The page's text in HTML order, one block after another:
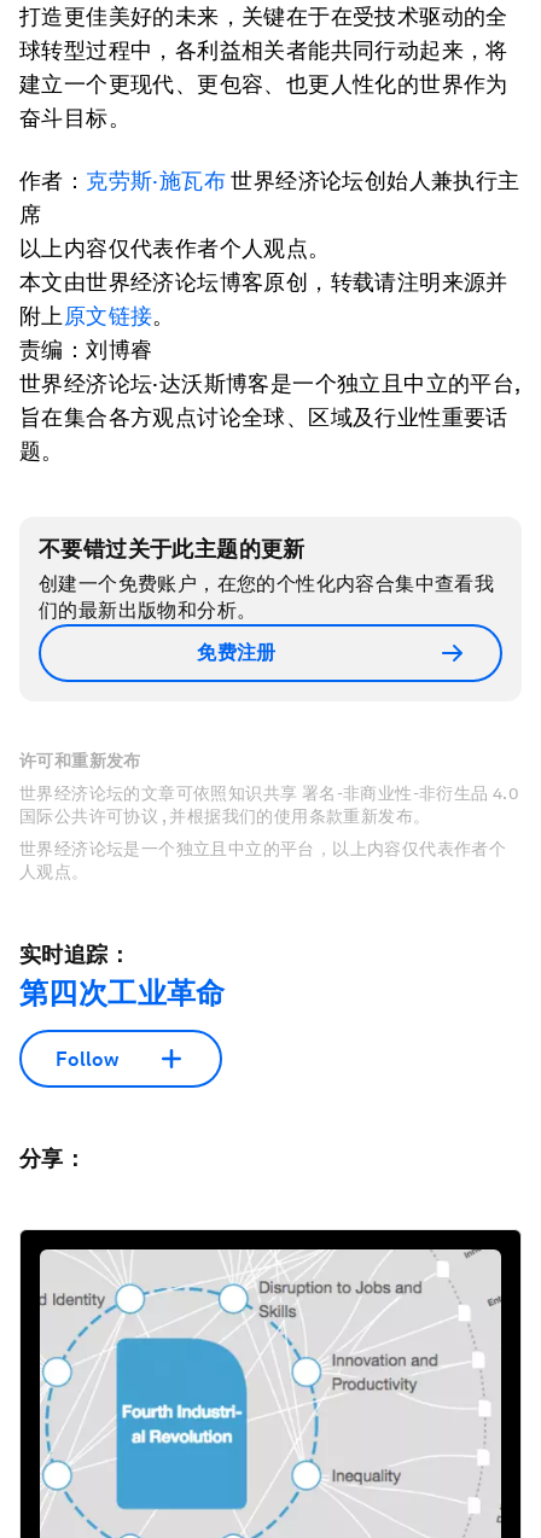
打造更佳美好的未来，关键在于在受技术驱动的全
球转型过程中，各利益相关者能共同行动起来，将
建立一个更现代、更包容、也更人性化的世界作为
奋斗目标。
作者： 克劳斯·施瓦布世界经济论坛创始人兼执行主
席
以上内容仅代表作者个人观点。
本文由世界经济论坛博客原创，转载请注明来源并
附上 原文链接。
责编：刘博睿
世界经济论坛·达沃斯博客是一个独立且中立的平台,
旨在集合各方观点讨论全球、区域及行业性重要话
题。
不要错过关于此主题的更新
创建一个免费账户，在您的个性化内容合集中查看我
们的最新出版物和分析。
免费注册
许可和重新发布
世界经济论坛的文章可依照知识共享 署名-非商业性-非衍生品 4.0
国际公共许可协议 , 并根据我们的使用条款重新发布。
世界经济论坛是一个独立且中立的平台，以上内容仅代表作者个
人观点。
实时追踪：
第四次工业革命
Follow
分享：